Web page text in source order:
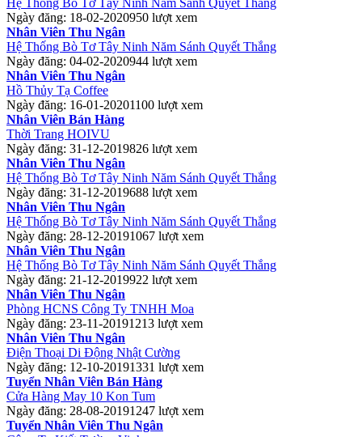
Hệ Thống Bò Tơ Tây Ninh Năm Sánh Quyết Thắng
Ngày đăng: 18-02-2020950 lượt xem
Nhân Viên Thu Ngân
Hệ Thống Bò Tơ Tây Ninh Năm Sánh Quyết Thắng
Ngày đăng: 04-02-2020944 lượt xem
Nhân Viên Thu Ngân
Hồ Thủy Tạ Coffee
Ngày đăng: 16-01-20201100 lượt xem
Nhân Viên Bán Hàng
Thời Trang HOIVU
Ngày đăng: 31-12-2019826 lượt xem
Nhân Viên Thu Ngân
Hệ Thống Bò Tơ Tây Ninh Năm Sánh Quyết Thắng
Ngày đăng: 31-12-2019688 lượt xem
Nhân Viên Thu Ngân
Hệ Thống Bò Tơ Tây Ninh Năm Sánh Quyết Thắng
Ngày đăng: 28-12-20191067 lượt xem
Nhân Viên Thu Ngân
Hệ Thống Bò Tơ Tây Ninh Năm Sánh Quyết Thắng
Ngày đăng: 21-12-2019922 lượt xem
Nhân Viên Thu Ngân
Phòng HCNS Công Ty TNHH Moa
Ngày đăng: 23-11-20191213 lượt xem
Nhân Viên Thu Ngân
Điện Thoại Di Động Nhật Cường
Ngày đăng: 12-10-20191331 lượt xem
Tuyển Nhân Viên Bán Hàng
Cửa Hàng May 10 Kon Tum
Ngày đăng: 28-08-20191247 lượt xem
Tuyển Nhân Viên Thu Ngân